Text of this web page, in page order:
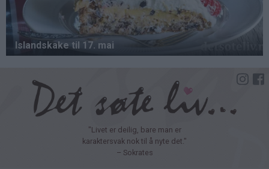
"Livet er deilig, bare man er
karaktersvak nok til å nyte det."
– Sokrates